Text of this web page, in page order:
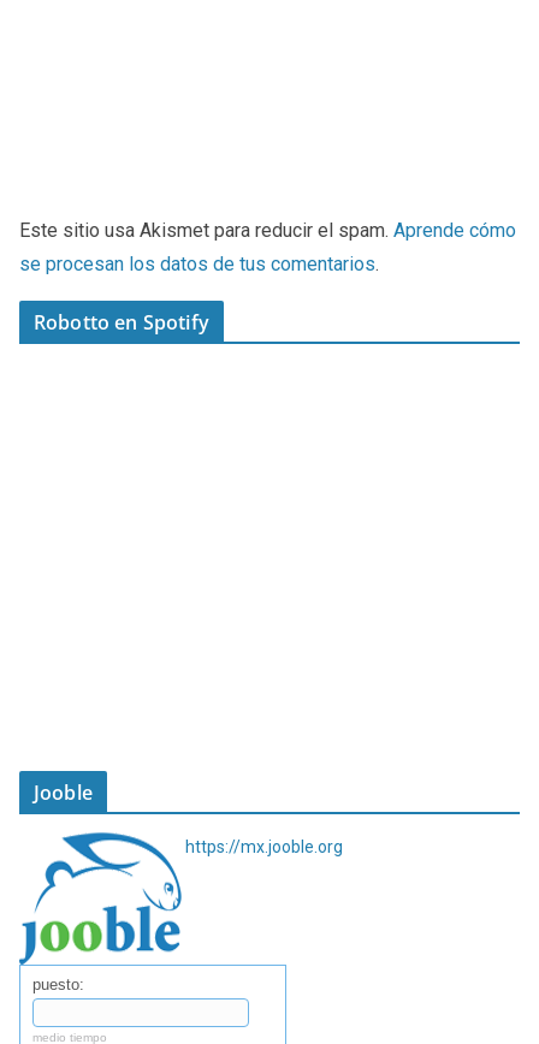
Este sitio usa Akismet para reducir el spam. Aprende cómo
se procesan los datos de tus comentarios.
Robotto en Spotify
Jooble
https://mx.jooble.org
puesto:
medio tiempo